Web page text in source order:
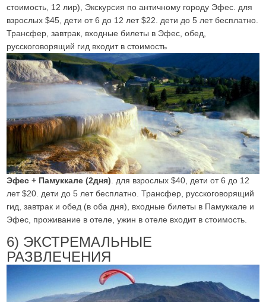
стоимость, 12 лир), Экскурсия по античному городу Эфес. для
взрослых $45, дети от 6 до 12 лет $22. дети до 5 лет бесплатно.
Трансфер, завтрак, входные билеты в Эфес, обед,
русскоговорящий гид входит в стоимость
Эфес + Памуккале (2дня). для взрослых $40, дети от 6 до 12
лет $20. дети до 5 лет бесплатно. Трансфер, русскоговорящий
гид, завтрак и обед (в оба дня), входные билеты в Памуккале и
Эфес, проживание в отеле, ужин в отеле входит в стоимость.
6) ЭКСТРЕМАЛЬНЫЕ
РАЗВЛЕЧЕНИЯ